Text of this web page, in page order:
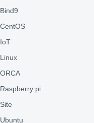
Bind9
CentOS
IoT
Linux
ORCA
Raspberry pi
Site
Ubuntu